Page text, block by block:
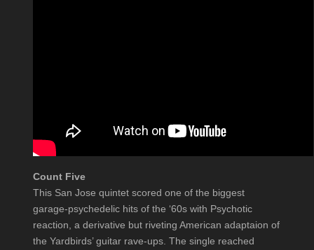
Count Five
This San Jose quintet scored one of the biggest
garage-psychedelic hits of the ‘60s with Psychotic
reaction, a derivative but riveting American adaptaion of
the Yardbirds’ guitar rave-ups. The single reached